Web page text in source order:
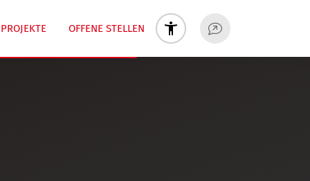
PROJEKTE
OFFENE STELLEN